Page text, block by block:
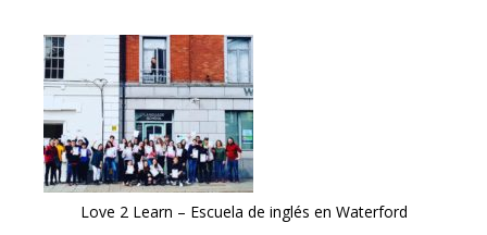
Love 2 Learn – Escuela de inglés en Waterford